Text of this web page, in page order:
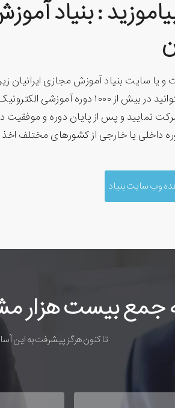
: بنیاد
سایت بنیاد آموزش مجازی ایرانیان
هلدینگ توسعه دهندگان میتوانید در بیش از ۱۰۰۰ دوره
نمایید و پس از پایان دوره و موفقیت در
وب سایت بنیاد
جمع بیست هزار
تا کنون هرگز پیشرفت به این